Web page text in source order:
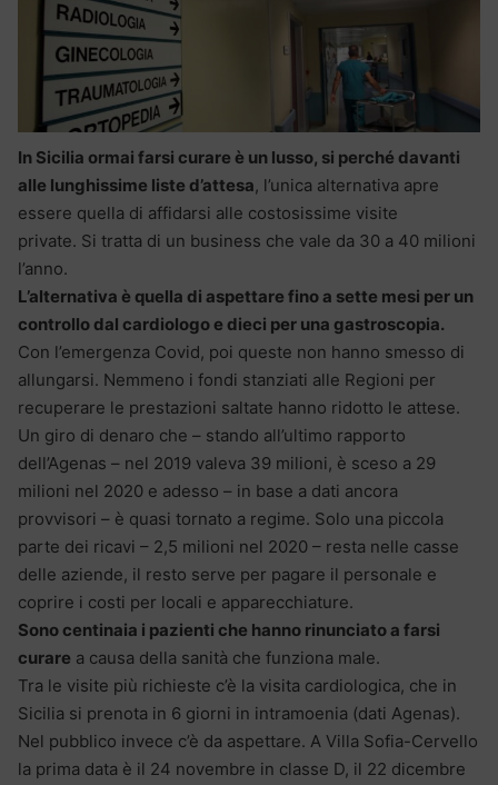
In Sicilia ormai farsi curare è un lusso, si perché davanti
alle lunghissime liste d’attesa, l’unica alternativa apre
essere quella di affidarsi alle costosissime visite
private. Si tratta di un business che vale da 30 a 40 milioni
l’anno.
L’alternativa è quella di aspettare fino a sette mesi per un
controllo dal cardiologo e dieci per una gastroscopia.
Con l’emergenza Covid, poi queste non hanno smesso di
allungarsi. Nemmeno i fondi stanziati alle Regioni per
recuperare le prestazioni saltate hanno ridotto le attese.
Un giro di denaro che – stando all’ultimo rapporto
dell’Agenas – nel 2019 valeva 39 milioni, è sceso a 29
milioni nel 2020 e adesso – in base a dati ancora
provvisori – è quasi tornato a regime. Solo una piccola
parte dei ricavi – 2,5 milioni nel 2020 – resta nelle casse
delle aziende, il resto serve per pagare il personale e
coprire i costi per locali e apparecchiature.
Sono centinaia i pazienti che hanno rinunciato a farsi
curare a causa della sanità che funziona male.
Tra le visite più richieste c’è la visita cardiologica, che in
Sicilia si prenota in 6 giorni in intramoenia (dati Agenas).
Nel pubblico invece c’è da aspettare. A Villa Sofia-Cervello
la prima data è il 24 novembre in classe D, il 22 dicembre